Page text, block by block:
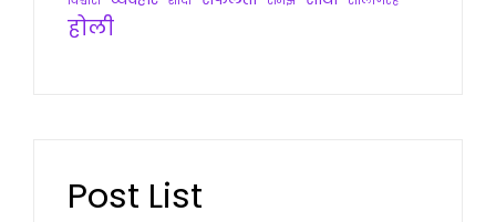
होली
Post List